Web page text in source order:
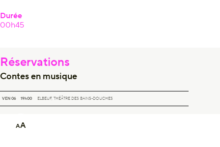
AA
Durée
00h45
Réservations
Contes en musique
VEN 06 19h00
CONTES EN MUSIQUEELBEUF, THÉÂTRE DES BAINS-DOUCHES